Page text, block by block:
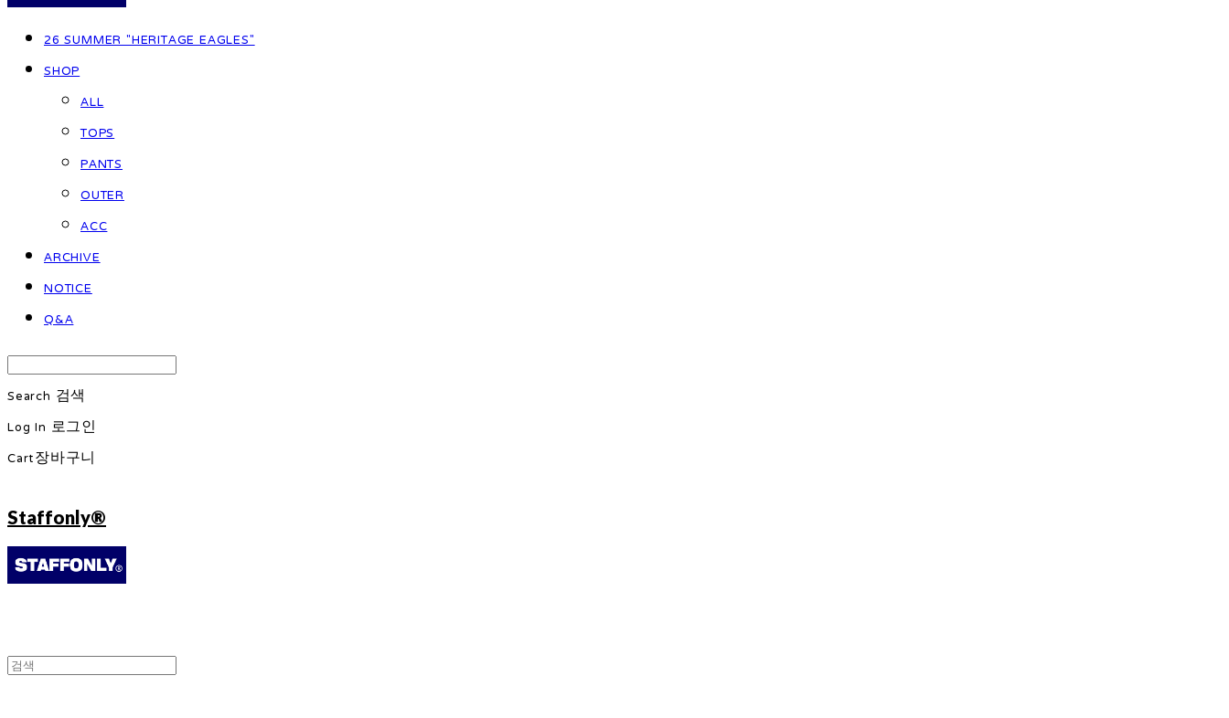
26 SUMMER "HERITAGE EAGLES"
SHOP
ALL
TOPS
PANTS
OUTER
ACC
ARCHIVE
NOTICE
Q&A
Search 검색
Log In 로그인
Cart장바구니
Staffonly®